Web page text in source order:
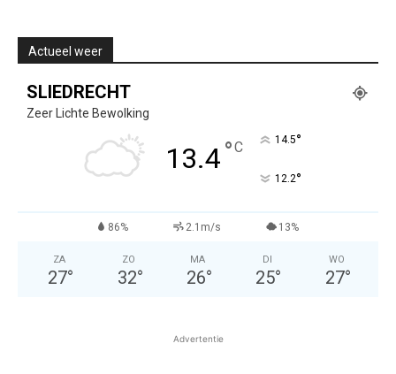
Actueel weer
SLIEDRECHT
Zeer Lichte Bewolking
13.4°C 14.5°
12.2°
86% 2.1m/s 13%
ZA
27°
ZO
32°
MA
26°
DI
25°
WO
27°
Advertentie